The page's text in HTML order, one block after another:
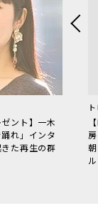
ント】一木
れ」インタ
た再生の群